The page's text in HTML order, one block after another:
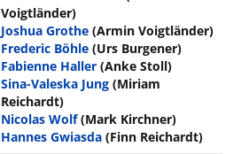
Voigtländer)
Joshua Grothe (Armin Voigtländer)
Frederic Böhle (Urs Burgener)
Fabienne Haller (Anke Stoll)
Sina-Valeska Jung (Miriam
Reichardt)
Nicolas Wolf (Mark Kirchner)
Hannes Gwiasda (Finn Reichardt)